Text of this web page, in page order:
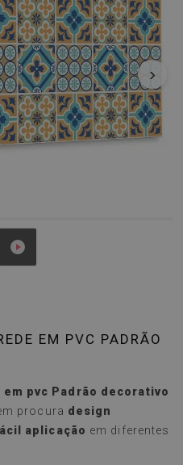
›
EM PVC PADRÃO
pvc Padrão decorativo
procura design
aplicação em diferentes